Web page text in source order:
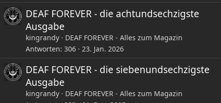
DEAF FOREVER - die achtundsechzigste
Ausgabe
kingrandy
DEAF FOREVER - Alles zum Magazin
Antworten 306 23. Jan. 2026
DEAF FOREVER - die siebenundsechzigste
Ausgabe
kingrandy
DEAF FOREVER - Alles zum Magazin